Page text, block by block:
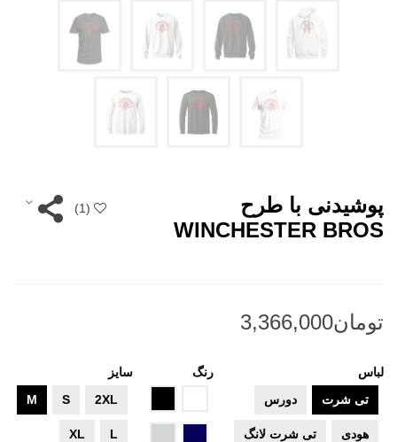
پوشیدنی با طرح
WINCHESTER BROS
(
1
)
لباس
تی شرت
دورس
هودی تی شرت لانگ
رنگ
سایز
2XL
S
M
L
XL